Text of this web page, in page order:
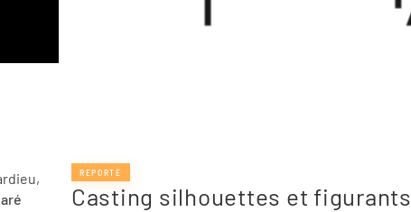
REPORTÉ
Casting silhouettes et figurants